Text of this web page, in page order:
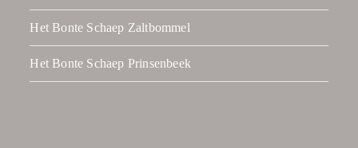
Het Bonte Schaep Zaltbommel
Het Bonte Schaep Prinsenbeek